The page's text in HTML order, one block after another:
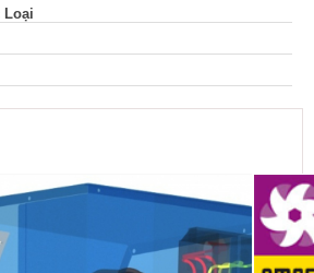
Loại